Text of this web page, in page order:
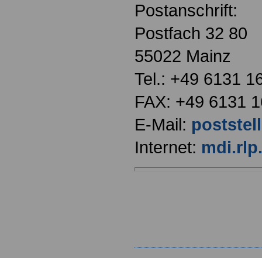
Postanschrift:
Postfach 32 80
55022 Mainz
Tel.: +49 6131
FAX: +49 6131
E-Mail:
Internet: